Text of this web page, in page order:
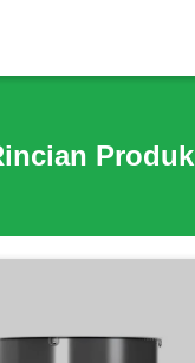
Produk